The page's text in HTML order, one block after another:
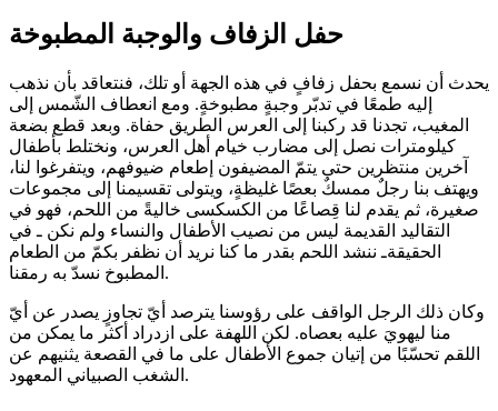
حفل الزفاف والوجبة المطبوخة
يحدث أن نسمع بحفل زفافٍ في هذه الجهة أو تلك، فنتعاقد بأن نذهب
إليه طمعًا في تدبّر وجبةٍ مطبوخةٍ. ومع انعطاف الشّمس إلى
المغيب، تجدنا قد ركبنا إلى العرس الطريق حفاة. وبعد قطع بضعة
كيلومترات نصل إلى مضارب خيام أهل العرس، ونختلط بأطفال
آخرين منتظرين حتى يتمّ المضيفون إطعام ضيوفهم، ويتفرغوا لنا،
ويهتف بنا رجلٌ ممسكٌ بعصًا غليظةٍ، ويتولى تقسيمنا إلى مجموعات
صغيرة، ثم يقدم لنا قِصاعًا من الكسكسى خاليةً من اللحم، فهو في
التقاليد القديمة ليس من نصيب الأطفال والنساء ولم نكن ـ في
الحقيقةـ ننشد اللحم بقدر ما كنا نريد أن نظفر بكمّ من الطعام
المطبوخ نسدّ به رمقنا.
وكان ذلك الرجل الواقف على رؤوسنا يترصد أيّ تجاوزٍ يصدر عن أيّ
منا ليهويَ عليه بعصاه. لكن اللهفة على ازدراد أكثر ما يمكن من
اللقم تحسّبًا من إتيان جموع الأطفال على ما في القصعة يثنيهم عن
الشغب الصبياني المعهود.